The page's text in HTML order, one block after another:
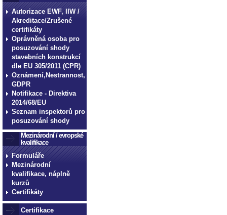
Autorizace EWF, IIW /
Akreditace/Zrušené
certifikáty
Oprávněná osoba pro
posuzování shody
stavebních konstrukcí
dle EU 305/2011 (CPR)
Oznámení,Nestrannost,
GDPR
Notifikace - Direktiva
2014/68/EU
Seznam inspektorů pro
posuzování shody
Mezinárodní / evropské
kvalifikace
Formuláře
Mezinárodní
kvalifikace, náplně
kurzů
Certifikáty
Certifikace